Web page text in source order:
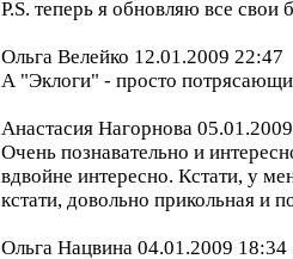
P.S. теперь я обновляю все
Ольга Велейко 12.01.2009 22:47
А "Эклоги" - просто
Анастасия Нагорнова
Очень познавательно и
вдвойне интересно. Кстати, у
кстати, довольно прикольная и
Ольга Нацвина 04.01.2009 18:34